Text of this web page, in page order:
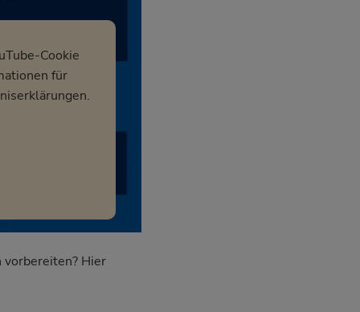
Cookie
für
vorbereiten? Hier